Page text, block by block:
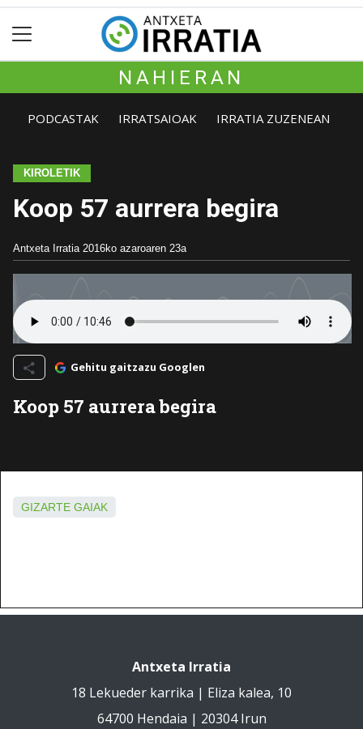
NAHIERAN
PODCASTAK IRRATSAIOAK IRRATIA ZUZENEAN
KIROLETIK
Koop 57 aurrera begira
Antxeta Irratia 2016ko azaroaren 23a
Gehitu gaitzazu Googlen
Koop 57 aurrera begira
GIZARTE GAIAK
Antxeta Irratia
18 Lekueder karrika | Eliza kalea, 10
64700 Hendaia | 20304 Irun